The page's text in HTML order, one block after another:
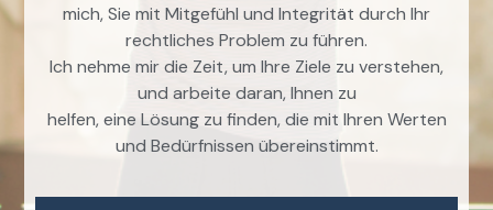
mich, Sie mit Mitgefühl und Integrität durch Ihr
rechtliches Problem zu führen.
Ich nehme mir die Zeit, um Ihre Ziele zu verstehen,
und arbeite daran, Ihnen zu
helfen, eine Lösung zu finden, die mit Ihren Werten
und Bedürfnissen übereinstimmt.